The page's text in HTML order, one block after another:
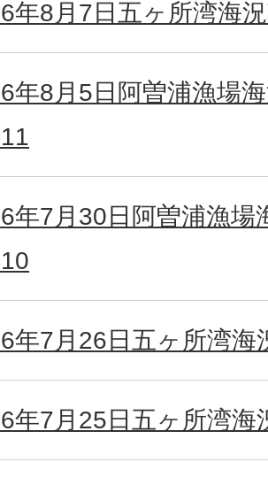
年8月7日五ヶ所湾海
年8月5日阿曽浦漁場
年7月30日阿曽浦漁場
年7月26日五ヶ所湾海
年7月25日五ヶ所湾海